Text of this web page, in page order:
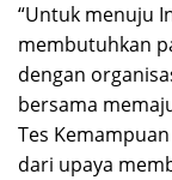
“Untuk menuju
membutuhkan
dengan
bersama
Tes
dari upaya